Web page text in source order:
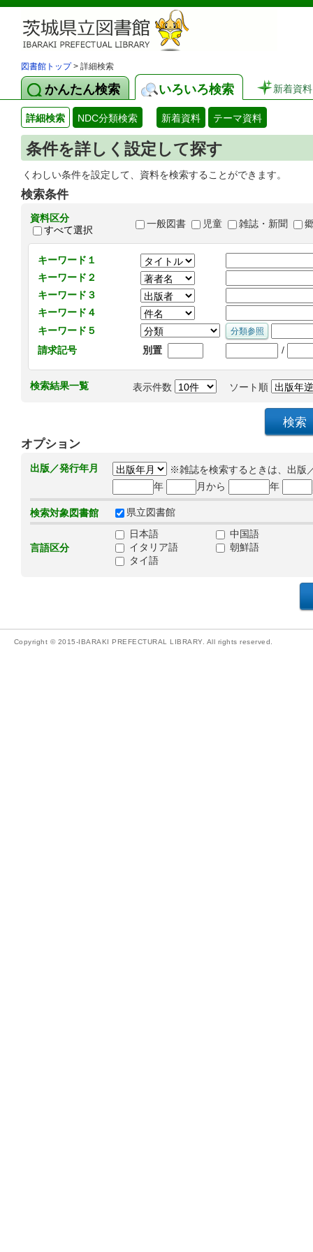
図書館トップ> 詳細検索
かんたん検索 いろいろ検索 新着資料
詳細検索 NDC分類検索 新着資料 テーマ資料
条件を詳しく設定して探す
くわしい条件を設定して、資料を検索することができます。
検索条件
資料区分
すべて選択
一般図書 児童 雑誌・新聞
キーワード１
キーワード２
キーワード３
キーワード４
キーワード５
請求記号
別置 /
検索結果一覧 表示件数 ソート順
オプション
出版／発行年月
※雑誌を検索するときは、出版
年
月から 年
検索対象図書館 県立図書館
言語区分
日本語
中国語
イタリア語
朝鮮語
タイ語
Copyright © 2015-IBARAKI PREFECTURAL LIBRARY. All rights reserved.